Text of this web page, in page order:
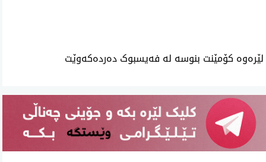
لێرەوە کۆمێنت بنوسە لە فەیسبوک دەردەکەوێت